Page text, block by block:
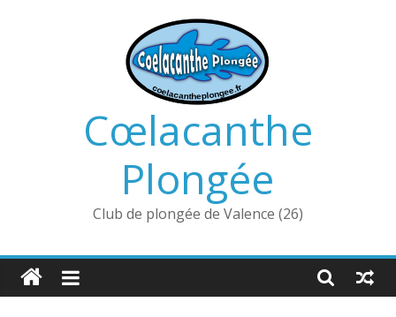
Cœlacanthe
Plongée
Club de plongée de Valence (26)